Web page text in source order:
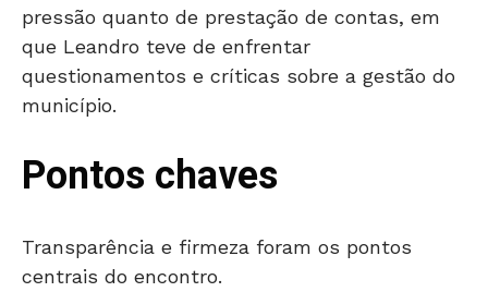
pressão quanto de prestação de contas, em
que Leandro teve de enfrentar
questionamentos e críticas sobre a gestão do
município.
Pontos chaves
Transparência e firmeza foram os pontos
centrais do encontro.